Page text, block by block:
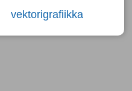
vektorigrafiikka